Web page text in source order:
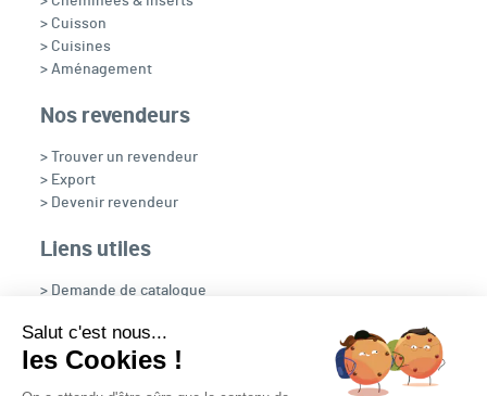
> Cuisson
> Cuisines
> Aménagement
Nos revendeurs
> Trouver un revendeur
> Export
> Devenir revendeur
Liens utiles
> Demande de catalogue
> OpenFire
Salut c'est nous...
les Cookies !